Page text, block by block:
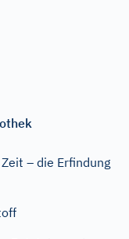
– die Erfindung